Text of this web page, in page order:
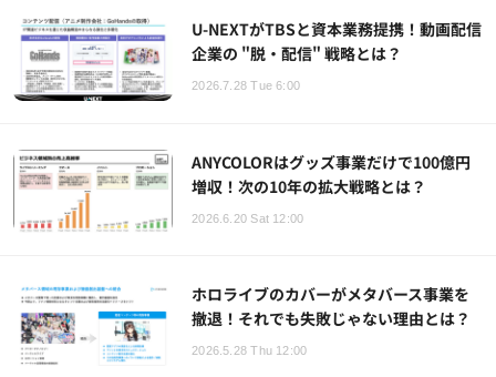
U-NEXTがTBSと資本業務提携！動画配信
企業の "脱・配信" 戦略とは？
2026.7.28 Tue 6:00
ANYCOLORはグッズ事業だけで100億円
増収！次の10年の拡大戦略とは？
2026.6.20 Sat 12:00
ホロライブのカバーがメタバース事業を
撤退！それでも失敗じゃない理由とは？
2026.5.28 Thu 12:00